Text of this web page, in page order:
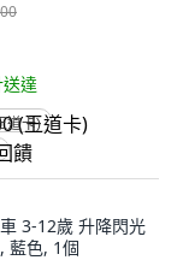
達
道卡)
3-12歲 升降閃光
藍色, 1個